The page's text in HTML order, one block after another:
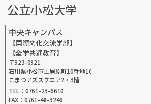
公立小松大学
中央キャンパス
【国際文化交流学部】
【全学共通教育】
〒923-0921
石川県小松市土居原町10番地10
こまつアズスクエア2・3階
TEL：0761-23-6610
FAX：0761-48-3248